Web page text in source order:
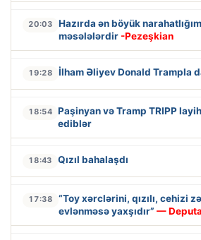
20:03
Hazırda ən böyük
məsələlərdir -Pezeşkian
19:28 İlham Əliyev Donald Trampla
18:54 Paşinyan və Tramp TRIPP
ediblər
18:43 Qızıl bahalaşdı
17:38
“Toy xərclərini, qızılı, cehizi
evlənməsə yaxşıdır” —